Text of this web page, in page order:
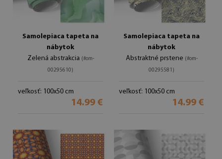
Samolepiaca tapeta na
nábytok
Zelená abstrakcia (#om-
00295610)
veľkosť: 100x50 cm
14.99 €
Samolepiaca tapeta na
nábytok
Abstraktné prstene (#om-
00295581)
veľkosť: 100x50 cm
14.99 €